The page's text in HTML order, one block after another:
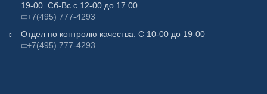
19-00. Сб-Вс с 12-00 до 17.00
+7(495) 777-4293
Отдел по контролю качества. С 10-00 до 19-00
+7(495) 777-4293